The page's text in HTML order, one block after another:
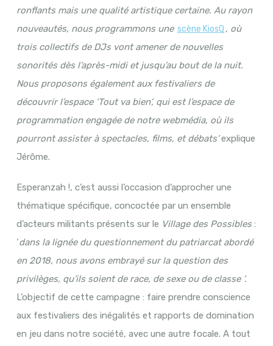
ronflants mais une qualité artistique certaine. Au rayon
nouveautés, nous programmons une scène KiosQ , où
trois collectifs de DJs vont amener de nouvelles
sonorités dès l’après-midi et jusqu’au bout de la nuit.
Nous proposons également aux festivaliers de
découvrir l’espace ‘Tout va bien’, qui est l’espace de
programmation engagée de notre webmédia, où ils
pourront assister à spectacles, films, et débats’explique
Jérôme.
Esperanzah !, c’est aussi l’occasion d’approcher une
thématique spécifique, concoctée par un ensemble
d’acteurs militants présents sur le Village des Possibles:
‘dans la lignée du questionnement du patriarcat abordé
en 2018, nous avons embrayé sur la question des
privilèges, qu’ils soient de race, de sexe ou de classe ‘.
L’objectif de cette campagne : faire prendre conscience
aux festivaliers des inégalités et rapports de domination
en jeu dans notre société, avec une autre focale. A tout